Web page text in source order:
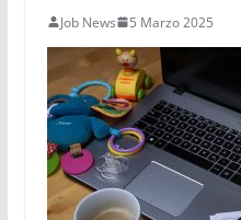
Job News 5 Marzo 2025